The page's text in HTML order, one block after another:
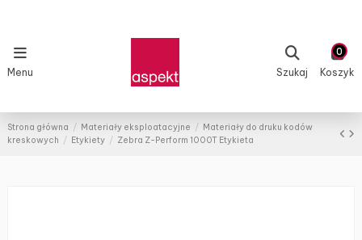
Menu Szukaj
0
Koszyk
Strona główna Materiały eksploatacyjne
Materiały do druku kodów
kreskowych
Etykiety Zebra Z-Perform 1000T Etykieta